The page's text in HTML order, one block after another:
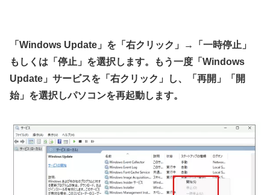
「Windows Update」を「右クリック」→「一時停止」
もしくは「停止」を選択します。もう一度「Windows
Update」サービスを「右クリック」し、「再開」「開
始」を選択しパソコンを再起動します。